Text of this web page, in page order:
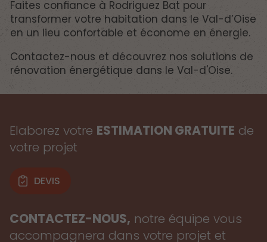
Faites confiance à Rodriguez Bat pour
transformer votre habitation dans le Val-d’Oise
en un lieu confortable et économe en énergie.
Contactez-nous et découvrez nos solutions de
rénovation énergétique dans le Val-d'Oise.
Elaborez votre ESTIMATION GRATUITE de
votre projet
DEVIS
CONTACTEZ-NOUS, notre équipe vous
accompagnera dans votre projet et